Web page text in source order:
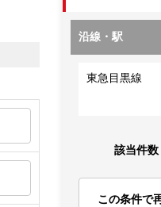
沿線・駅
東急目黒線
該当件数
この条件で